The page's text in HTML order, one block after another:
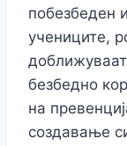
побезбеден
учениците,
безбедно
на
создавање